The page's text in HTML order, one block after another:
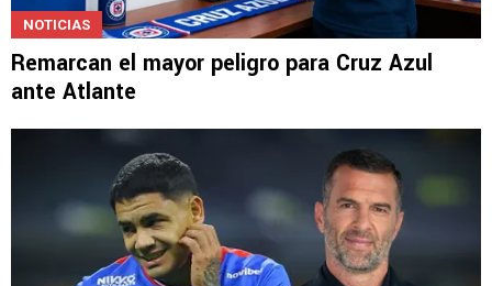
NOTICIAS
Remarcan el mayor peligro para Cruz Azul
ante Atlante